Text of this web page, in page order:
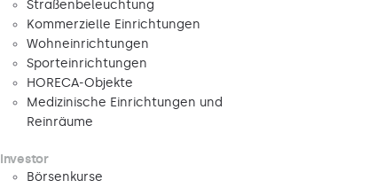
Straßenbeleuchtung
Kommerzielle Einrichtungen
Wohneinrichtungen
Sporteinrichtungen
HORECA-Objekte
Medizinische Einrichtungen und
Reinräume
Investor
Börsenkurse